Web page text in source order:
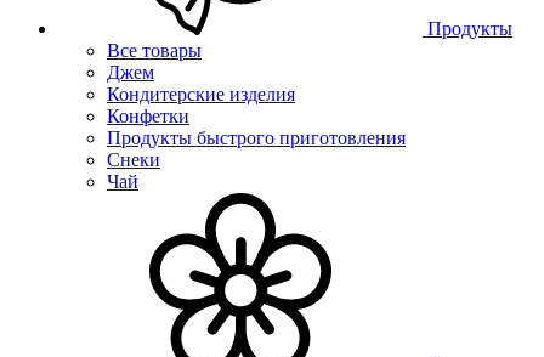
Продукты
Все товары
Джем
Кондитерские изделия
Конфетки
Продукты быстрого приготовления
Снеки
Чай